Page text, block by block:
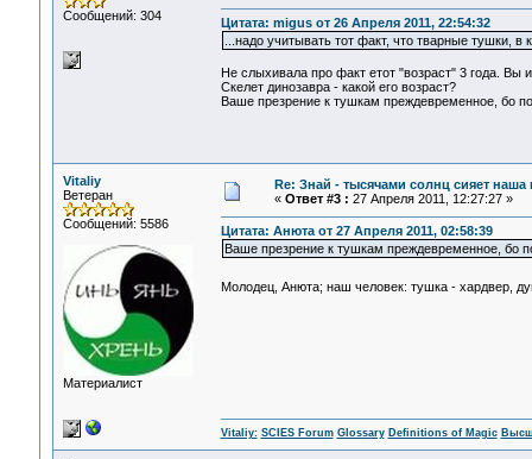
Сообщений: 304
Цитата: migus от 26 Апреля 2011, 22:54:32
...надо учитывать тот факт, что тварные тушки,
Не слыхивала про факт етот "возраст" 3 года.
Скелет динозавра - какой его возраст?
Ваше презрение к тушкам преждевременное, бо
Vitaliy
Ветеран
Сообщений: 5586
Материалист
Re: Знай - тысячами солнц сияет наша
« Ответ #3 : 27 Апреля 2011, 12:27:27 »
Цитата: Анюта от 27 Апреля 2011, 02:58:39
Ваше презрение к тушкам преждевременное, бо
Молодец, Анюта; наш человек: тушка - хардвер,
Vitaliy: SCIES Forum Glossary Definitions of Magic